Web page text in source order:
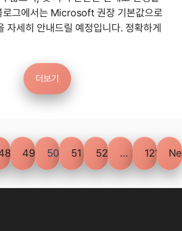
로그에서는 Microsoft 권장 기본값으로
자세히 안내드릴 예정입니다. 정확하게
더보기
49 50 51 52 … 121